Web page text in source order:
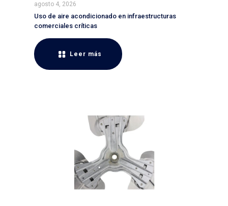
agosto 4, 2026
Uso de aire acondicionado en infraestructuras
comerciales críticas
Leer más